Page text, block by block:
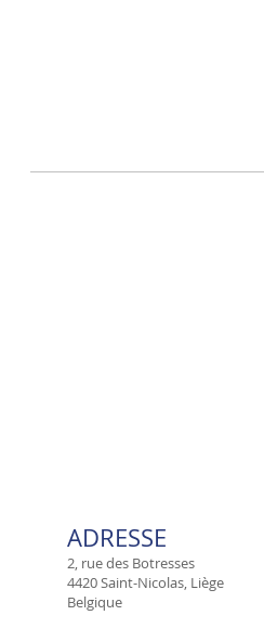
ADRESSE
2, rue des Botresses
4420 Saint-Nicolas, Liège
Belgique